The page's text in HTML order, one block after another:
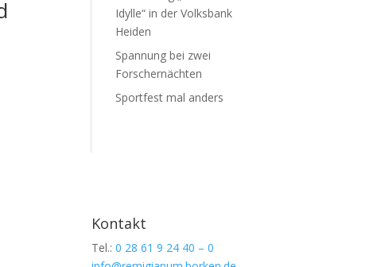
Idylle“ in der Volksbank
Heiden
Spannung bei zwei
Forschernächten
Sportfest mal anders
Kontakt
Tel.:0 28 61 9 24 40 – 0